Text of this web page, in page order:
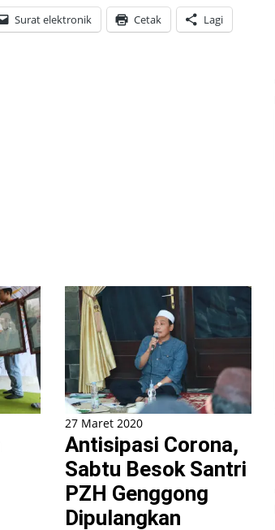
Surat elektronik Cetak Lagi
27 Maret 2020
Antisipasi Corona,
Sabtu Besok Santri
PZH Genggong
Dipulangkan